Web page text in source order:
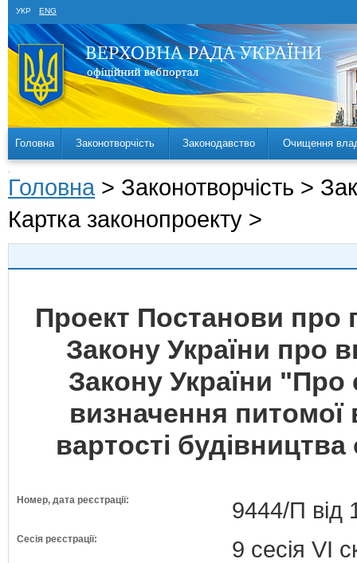
УКР ENG
Головна Законотворчість Законодавство Очищення
Головна > Законотворчість >
Картка законопроекту >
Проект Постанови про
Закону України про
Закону України
визначення питомої
вартості
Номер, дата реєстрації: 9444/П від
Сесія реєстрації: 9 сесія VI